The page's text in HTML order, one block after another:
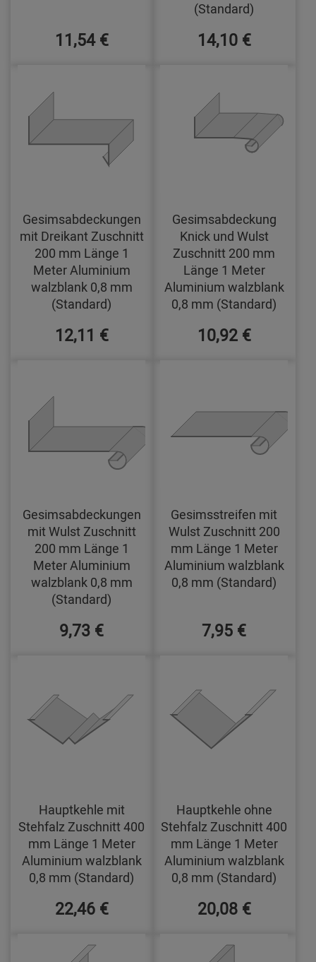
11,54 €
(Standard)
14,10 €
Gesimsabdeckungen
mit Dreikant Zuschnitt
200 mm Länge 1
Meter Aluminium
walzblank 0,8 mm
(Standard)
12,11 €
Gesimsabdeckung
Knick und Wulst
Zuschnitt 200 mm
Länge 1 Meter
Aluminium walzblank
0,8 mm (Standard)
10,92 €
Gesimsabdeckungen
mit Wulst Zuschnitt
200 mm Länge 1
Meter Aluminium
walzblank 0,8 mm
(Standard)
9,73 €
Gesimsstreifen mit
Wulst Zuschnitt 200
mm Länge 1 Meter
Aluminium walzblank
0,8 mm (Standard)
7,95 €
Hauptkehle mit
Stehfalz Zuschnitt 400
mm Länge 1 Meter
Aluminium walzblank
0,8 mm (Standard)
22,46 €
Hauptkehle ohne
Stehfalz Zuschnitt 400
mm Länge 1 Meter
Aluminium walzblank
0,8 mm (Standard)
20,08 €